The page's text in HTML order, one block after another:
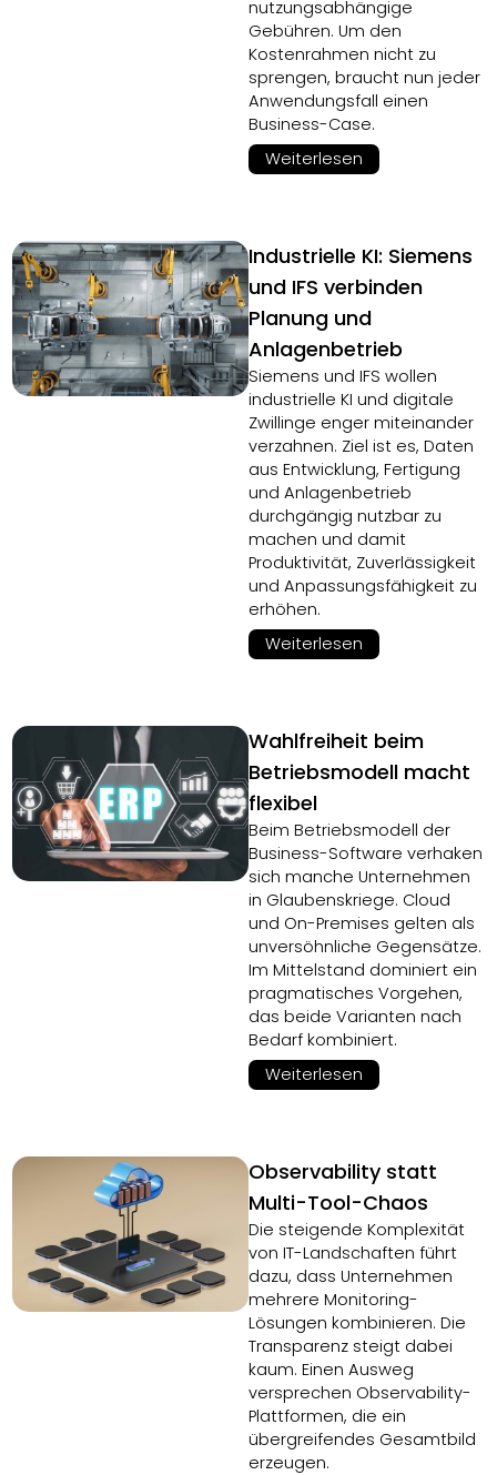
nutzungsabhängige
Gebühren. Um den
Kostenrahmen nicht zu
sprengen, braucht nun jeder
Anwendungsfall einen
Business-Case.
Weiterlesen
Industrielle KI: Siemens
und IFS verbinden
Planung und
Anlagenbetrieb
Siemens und IFS wollen
industrielle KI und digitale
Zwillinge enger miteinander
verzahnen. Ziel ist es, Daten
aus Entwicklung, Fertigung
und Anlagenbetrieb
durchgängig nutzbar zu
machen und damit
Produktivität, Zuverlässigkeit
und Anpassungsfähigkeit zu
erhöhen.
Weiterlesen
Wahlfreiheit beim
Betriebsmodell macht
flexibel
Beim Betriebsmodell der
Business-Software verhaken
sich manche Unternehmen
in Glaubenskriege. Cloud
und On-Premises gelten als
unversöhnliche Gegensätze.
Im Mittelstand dominiert ein
pragmatisches Vorgehen,
das beide Varianten nach
Bedarf kombiniert.
Weiterlesen
Observability statt
Multi-Tool-Chaos
Die steigende Komplexität
von IT-Landschaften führt
dazu, dass Unternehmen
mehrere Monitoring-
Lösungen kombinieren. Die
Transparenz steigt dabei
kaum. Einen Ausweg
versprechen Observability-
Plattformen, die ein
übergreifendes Gesamtbild
erzeugen.